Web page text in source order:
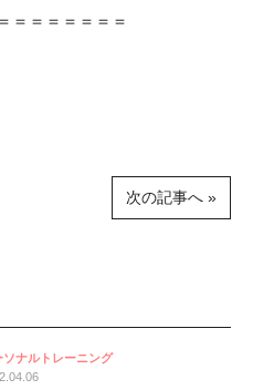
＝＝＝＝＝＝＝
次の記事へ »
ソナルトレーニング